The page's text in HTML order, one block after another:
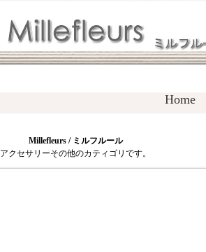
Home
Millefleurs / ミルフルール
アクセサリーその他のカティゴリです。